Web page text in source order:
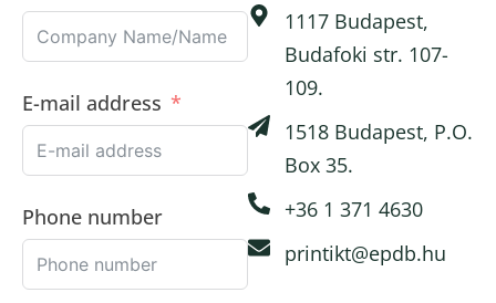
E-mail address
Phone number
1117 Budapest,
Budafoki str. 107-
109.
1518 Budapest, P.O.
Box 35.
+36 1 371 4630
printikt@epdb.hu